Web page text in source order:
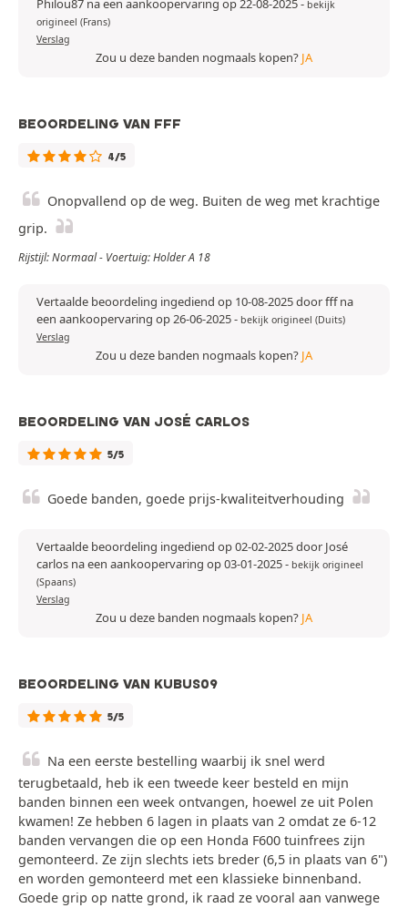
Philou87 na een aankoopervaring op 22-08-2025- bekijk
origineel (Frans)
Verslag
Zou u deze banden nogmaals kopen? JA
BEOORDELING VAN FFF
4/5
Onopvallend op de weg. Buiten de weg met krachtige
grip.
Rijstijl: Normaal - Voertuig: Holder A 18
Vertaalde beoordeling ingediend op 10-08-2025 door fff na
een aankoopervaring op 26-06-2025- bekijk origineel (Duits)
Verslag
Zou u deze banden nogmaals kopen? JA
BEOORDELING VAN JOSÉ CARLOS
5/5
Goede banden, goede prijs-kwaliteitverhouding
Vertaalde beoordeling ingediend op 02-02-2025 door José
carlos na een aankoopervaring op 03-01-2025- bekijk origineel
(Spaans)
Verslag
Zou u deze banden nogmaals kopen? JA
BEOORDELING VAN KUBUS09
5/5
Na een eerste bestelling waarbij ik snel werd
terugbetaald, heb ik een tweede keer besteld en mijn
banden binnen een week ontvangen, hoewel ze uit Polen
kwamen! Ze hebben 6 lagen in plaats van 2 omdat ze 6-12
banden vervangen die op een Honda F600 tuinfrees zijn
gemonteerd. Ze zijn slechts iets breder (6,5 in plaats van 6")
en worden gemonteerd met een klassieke binnenband.
Goede grip op natte grond, ik raad ze vooral aan vanwege